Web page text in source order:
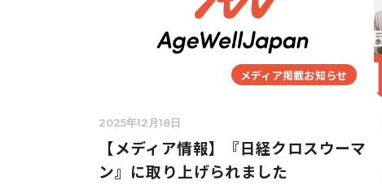
メディア掲載お知らせ
2025年12月18日
【メディア情報】『日経クロスウーマ
ン』に取り上げられました